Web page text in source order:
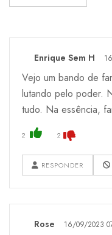
Enrique Sem H
Vejo um bando de
lutando pelo poder.
tudo. Na essência,
2 2
RESPONDER
Rose 16/09/2023